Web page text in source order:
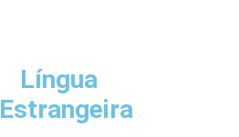
Língua
Estrangeira